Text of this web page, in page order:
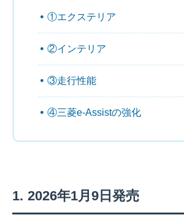
①エクステリア
②インテリア
③走行性能
④三菱e-Assistの強化
2026年1月9日発売